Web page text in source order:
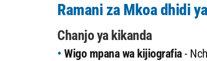
Ramani za Mkoa dhidi
Chanjo ya kikanda
Wigo mpana wa kijiografia-